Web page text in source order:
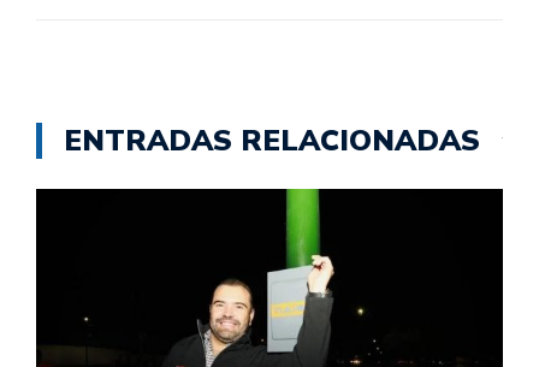
ENTRADAS RELACIONADAS